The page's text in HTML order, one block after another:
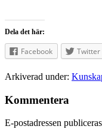
Dela det här:
Facebook Twitter
Arkiverad under:
Kommentera
E-postadressen